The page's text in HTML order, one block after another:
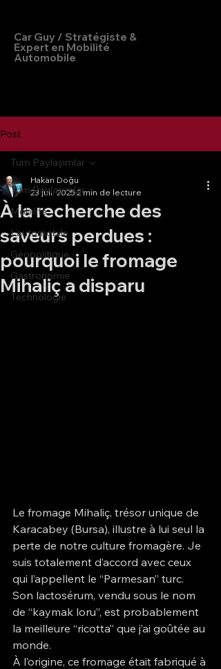
Car Guy / Stratégiste &
Expert en Mobilité
Automobile
Post
Tüm Paylaşımlar
Mobilité
L'automobile
Géopolitique
Gastronomie
Technologie
Tüm Paylaşımlar
À la recherche des
saveurs perdues :
pourquoi le fromage
Mihaliç a disparu
Hakan Doğu
23 juil. 20252 min de lecture
Le fromage Mihaliç, trésor unique de
Karacabey (Bursa), illustre à lui seul la
perte de notre culture fromagère. Je
suis totalement d’accord avec ceux
qui l’appellent le “Parmesan” turc.
Son lactosérum, vendu sous le nom
de “kaymak loru”, est probablement
la meilleure “ricotta” que j’ai goûtée au
monde.
À l’origine, ce fromage était fabriqué à